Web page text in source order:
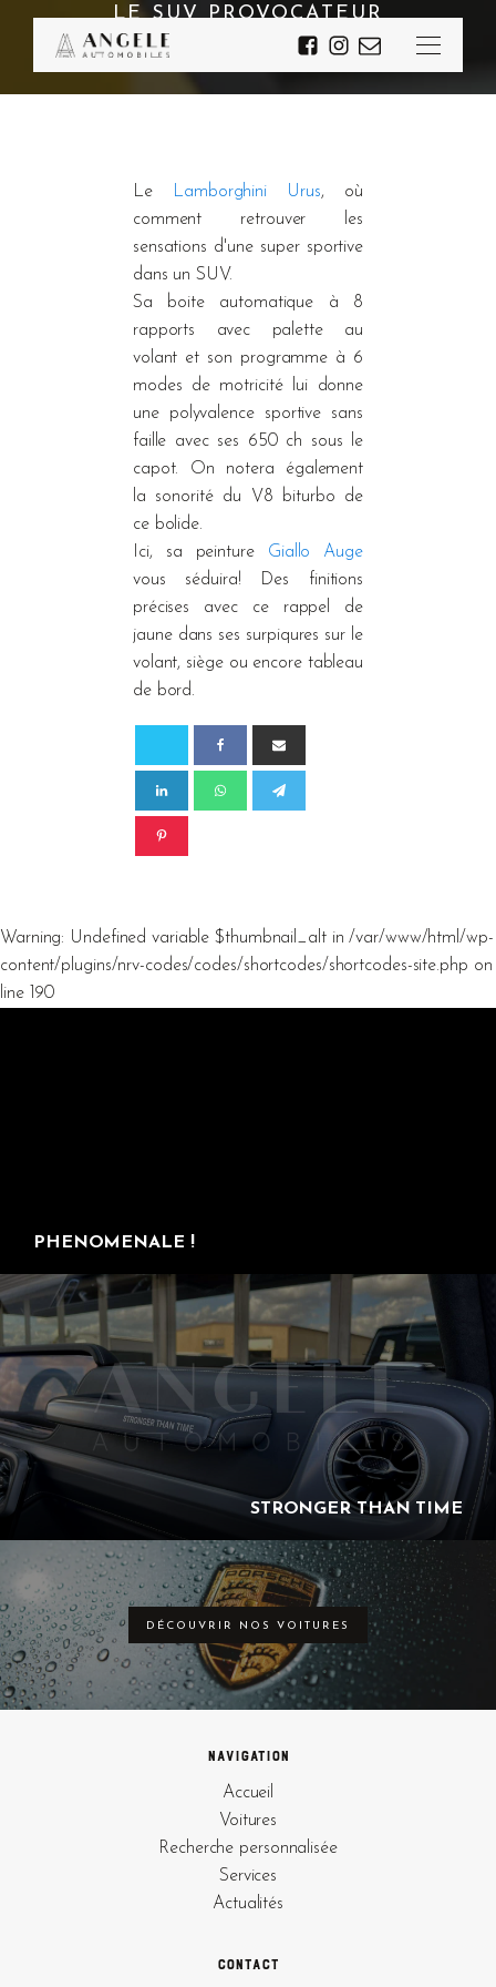
LE SUV PROVOCATEUR
Le Lamborghini Urus, où
comment retrouver les
sensations d'une super sportive
dans un SUV.
Sa boite automatique à 8
rapports avec palette au
volant et son programme à 6
modes de motricité lui donne
une polyvalence sportive sans
faille avec ses 650 ch sous le
capot. On notera également
la sonorité du V8 biturbo de
ce bolide.
Ici, sa peinture Giallo Auge
vous séduira! Des finitions
précises avec ce rappel de
jaune dans ses surpiqures sur le
volant, siège ou encore tableau
de bord.
Warning: Undefined variable $thumbnail_alt in /var/www/html/wp-
content/plugins/nrv-codes/codes/shortcodes/shortcodes-site.php on
line 190
PHENOMENALE !
STRONGER THAN TIME
DÉCOUVRIR NOS VOITURES
Navigation
Accueil
Voitures
Recherche personnalisée
Services
Actualités
Contact